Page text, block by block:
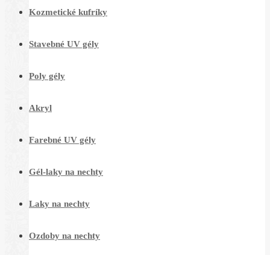
Kozmetické kufríky
Stavebné UV gély
Poly gély
Akryl
Farebné UV gély
Gél-laky na nechty
Laky na nechty
Ozdoby na nechty